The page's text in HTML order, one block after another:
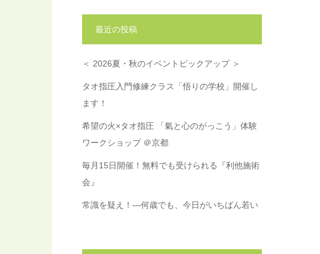
最近の投稿
＜ 2026夏・秋のイベントピックアップ ＞
タオ指圧入門修練クラス「悟りの学校」開催し
ます！
希望の火×タオ指圧 「氣と心のがっこう」体験
ワークショップ ＠京都
毎月15日開催！無料でも受けられる『利他施術
会』
常識を疑え！―何歳でも、今日がいちばん若い